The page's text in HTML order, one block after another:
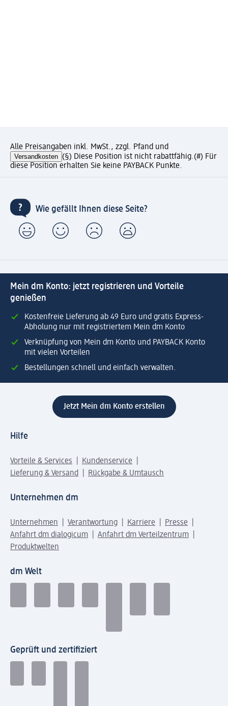
Alle Preisangaben inkl. MwSt., zzgl. Pfand und
Versandkosten (§) Diese Position ist nicht rabattfähig.(#) Für
diese Position erhalten Sie keine PAYBACK Punkte.
Wie gefällt Ihnen diese Seite?
Mein dm Konto: jetzt registrieren und Vorteile
genießen
Kostenfreie Lieferung ab 49 Euro und gratis Express-
Abholung nur mit registriertem Mein dm Konto
Verknüpfung von Mein dm Konto und PAYBACK Konto
mit vielen Vorteilen
Bestellungen schnell und einfach verwalten.
Jetzt Mein dm Konto erstellen
Hilfe
Vorteile & Services
Kundenservice
Lieferung & Versand
Rückgabe & Umtausch
Unternehmen dm
Unternehmen Verantwortung Karriere
Presse
Anfahrt dm dialogicum
Anfahrt dm Verteilzentrum
Produktwelten
dm Welt
Geprüft und zertifiziert